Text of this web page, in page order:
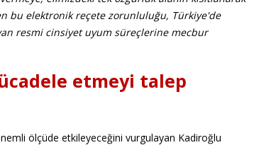
bu elektronik reçete zorunluluğu, Türkiye'de
resmi cinsiyet uyum süreçlerine mecbur
etmeyi talep
ölçüde etkileyeceğini vurgulayan Kadiroğlu